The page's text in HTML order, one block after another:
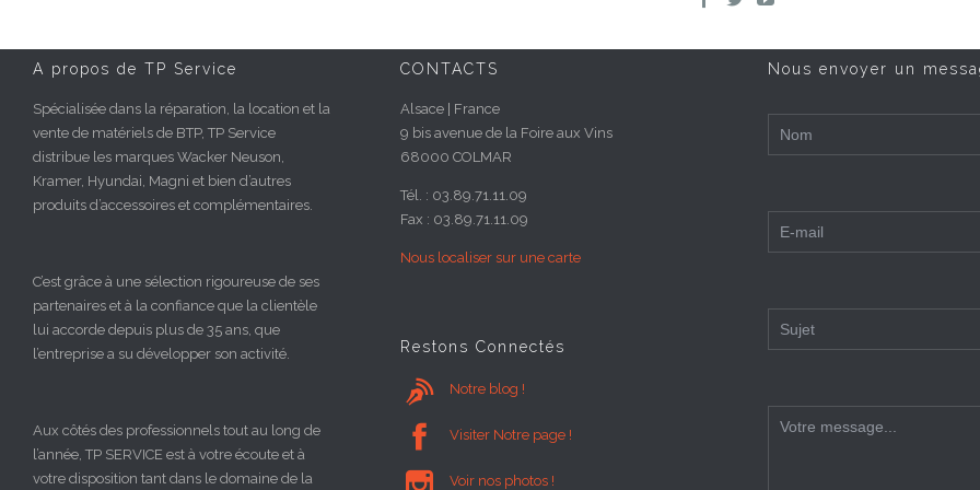
A propos de TP Service
Spécialisée dans la réparation, la location et la
vente de matériels de BTP, TP Service
distribue les marques Wacker Neuson,
Kramer, Hyundai, Magni et bien d’autres
produits d’accessoires et complémentaires.
C’est grâce à une sélection rigoureuse de ses
partenaires et à la confiance que la clientèle
lui accorde depuis plus de 35 ans, que
l’entreprise a su développer son activité.
Aux côtés des professionnels tout au long de
l’année, TP SERVICE est à votre écoute et à
votre disposition tant dans le domaine de la
CONTACTS
Alsace | France
9 bis avenue de la Foire aux Vins
68000 COLMAR
Tél. : 03.89.71.11.09
Fax : 03.89.71.11.09
Nous localiser sur une carte
Restons Connectés
 Notre blog !
 Visiter Notre page !
 Voir nos photos !
Nous envoyer un